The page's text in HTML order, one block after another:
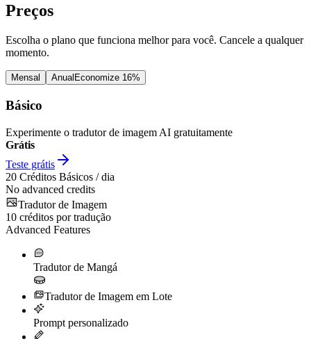
Preços
Escolha o plano que funciona melhor para você. Cancele a qualquer
momento.
Mensal Anual Economize 16%
Básico
Experimente o tradutor de imagem AI gratuitamente
Grátis
Teste grátis
20 Créditos Básicos / dia
No advanced credits
Tradutor de Imagem
10 créditos por tradução
Advanced Features
Tradutor de Mangá
Tradutor de Imagem em Lote
Prompt personalizado